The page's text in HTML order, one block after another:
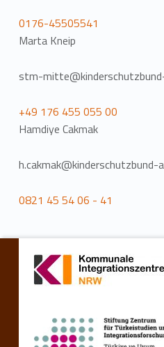
0176-45505541
Marta Kneip
stm-
+49 176 455 055 00
Hamdiye Cakmak
h.cakmak@kinderschutzbund-
0821 45 54 06 - 41